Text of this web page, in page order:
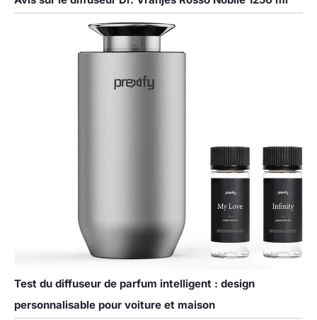
Test du diffuseur de parfum intelligent : design
personnalisable pour voiture et maison